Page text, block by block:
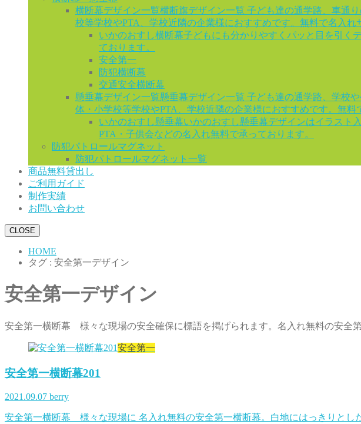
横断幕デザイン一覧横断旗デザイン一覧 子ども達の通学路、車通
校等学校やPTA、学校近隣の企業様におすすめです。無料で名入れ
いかのおすし横断幕子どもにも分かりやすくパッと目を引く
ております。
安全第一
防犯横断幕
交通安全横断幕
懸垂幕デザイン一覧懸垂幕デザイン一覧 子ども達の通学路、学校
体・小学校等学校やPTA、学校近隣の企業様におすすめです。無料
いかのおすし懸垂幕いかのおすし懸垂幕デザインはイラスト
PTA・子供会などの名入れ無料で承っております。
防犯パトロールマグネット
防犯パトロールマグネット一覧
商品無料貸出し
ご利用ガイド
制作実績
お問い合わせ
CLOSE
HOME
タグ : 安全第一デザイン
安全第一デザイン
安全第一横断幕 様々な現場の安全確保に標語を掲げられます。名入れ無料の安全第
安全第一
安全第一横断幕201
2021.09.07 berry
安全第一横断幕 様々な現場に 名入れ無料の安全第一横断幕。白地にはっきりと